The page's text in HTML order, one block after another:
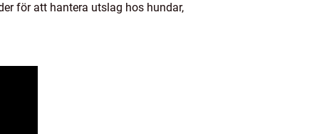
för att hantera utslag hos hundar,